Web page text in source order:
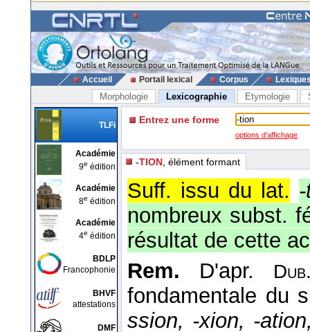
Accueil Portail lexical Corpus
Morphologie Lexicographie Etymologie
TLFi
Académie
9e édition
Académie
8e édition
Académie
4e édition
BDLP
Francophonie
BHVF
attestations
DMF
Entrez une forme
options d'affichage
-TION , élément formant
Suff. issu du lat.
nombreux subst.
résultat de cette
Rem. D'apr.
fondamentale du
ssion, -xion, -